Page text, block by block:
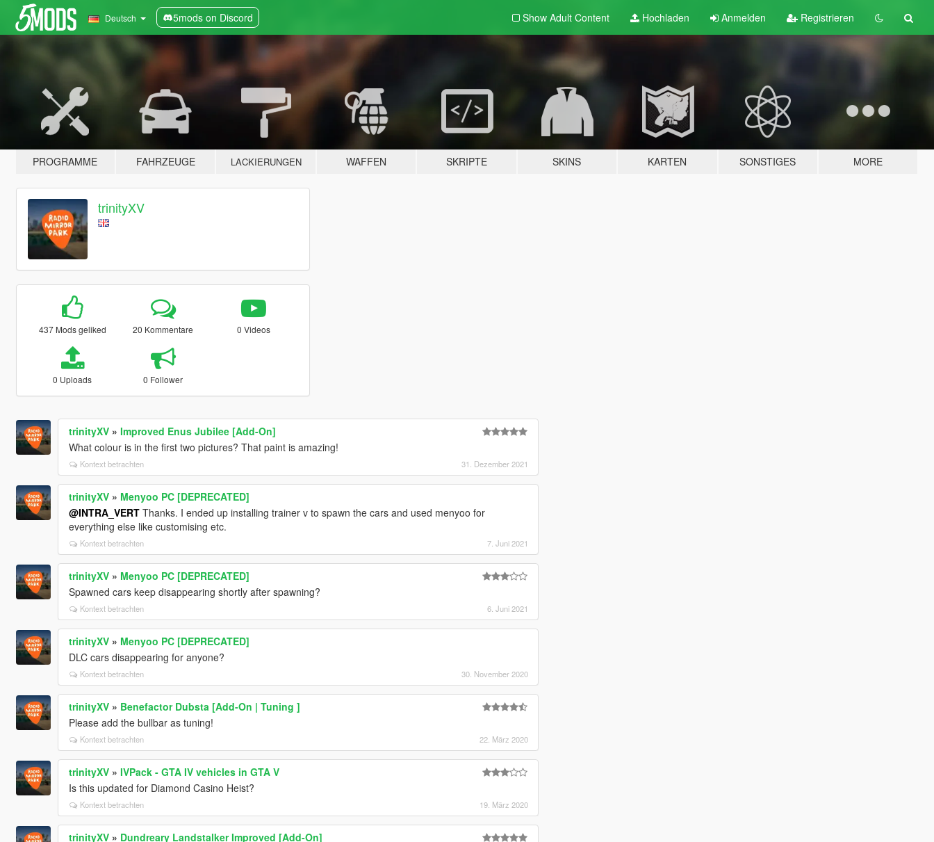
Deutsch 5mods on Discord Show Adult Content Hochladen Anmelden Registrieren
PROGRAMME FAHRZEUGE LACKIERUNGEN WAFFEN SKRIPTE SKINS KARTEN SONSTIGES MORE
trinityXV
437 Mods geliked 20 Kommentare 0 Videos
0 Uploads 0 Follower
trinityXV» Improved Enus Jubilee [Add-On]
What colour is in the first two pictures? That paint is amazing!
Kontext betrachten 31. Dezember 2021
trinityXV» Menyoo PC [DEPRECATED]
@INTRA_VERTThanks. I ended up installing trainer v to spawn the cars and used menyoo for
everything else like customising etc.
Kontext betrachten 7. Juni 2021
trinityXV» Menyoo PC [DEPRECATED]
Spawned cars keep disappearing shortly after spawning?
Kontext betrachten 6. Juni 2021
trinityXV» Menyoo PC [DEPRECATED]
DLC cars disappearing for anyone?
Kontext betrachten 30. November 2020
trinityXV» Benefactor Dubsta [Add-On | Tuning ]
Please add the bullbar as tuning!
Kontext betrachten 22. März 2020
trinityXV» IVPack - GTA IV vehicles in GTA V
Is this updated for Diamond Casino Heist?
Kontext betrachten 19. März 2020
trinityXV» Dundreary Landstalker Improved [Add-On]